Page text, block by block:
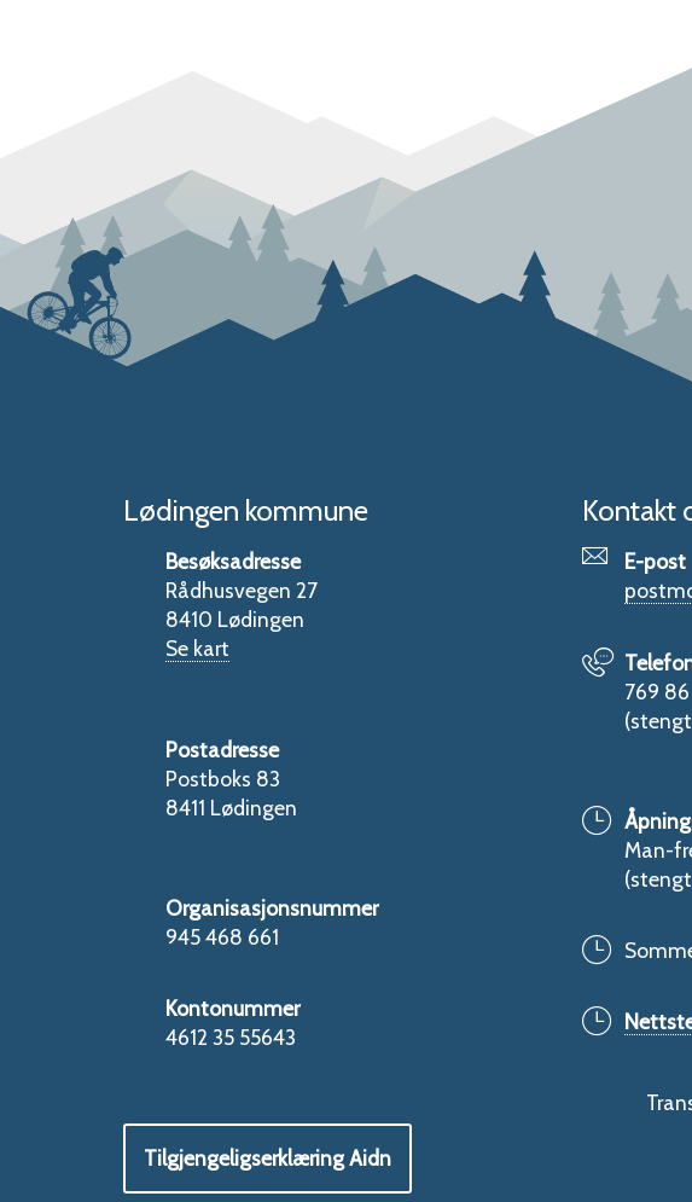
Lødingen kommune
Besøksadresse
Rådhusvegen 27
8410 Lødingen
Se kart
Postadresse
Postboks 83
8411 Lødingen
Organisasjonsnummer
945 468 661
Kontonummer
4612 35 55643
Tilgjengeligserklæring Aidn
Kontakt
E-post
769
Man-